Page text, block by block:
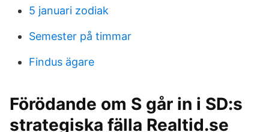
5 januari zodiak
Semester på timmar
Findus ägare
Förödande om S går in i SD:s
strategiska fälla Realtid.se